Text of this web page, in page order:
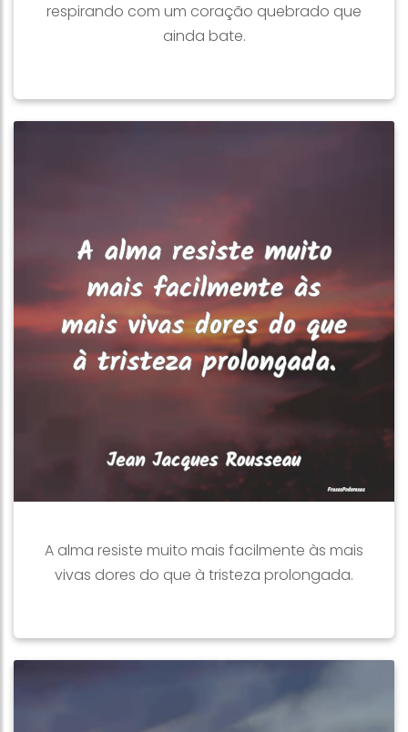
respirando com um coração quebrado que
ainda bate.
A alma resiste muito mais facilmente às mais
vivas dores do que à tristeza prolongada.